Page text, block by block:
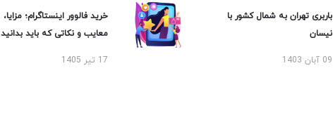
باربری تهران به شمال کشور با
نیسان
09 آبان 1403
خرید فالوور اینستاگرام؛ مزایا،
معایب و نکاتی که باید بدانید
17 تیر 1405